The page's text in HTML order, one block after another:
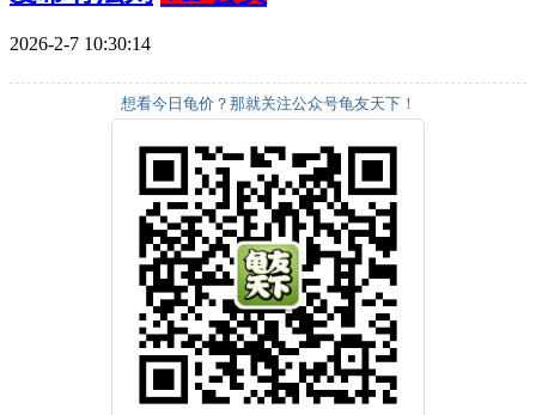
2026-2-7 10:30:14
想看今日龟价？那就关注公众号龟友天下！